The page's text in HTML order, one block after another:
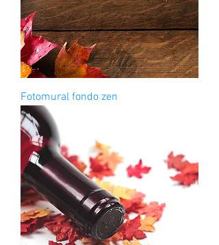
Fotomural fondo zen